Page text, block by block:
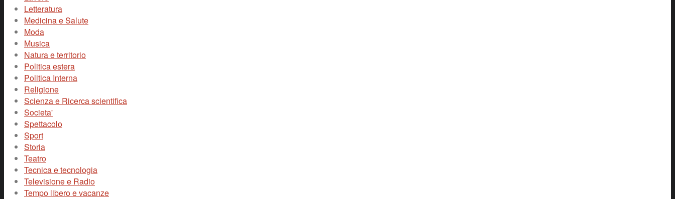
Letteratura
Medicina e Salute
Moda
Musica
Natura e territorio
Politica estera
Politica Interna
Religione
Scienza e Ricerca scientifica
Societa'
Spettacolo
Sport
Storia
Teatro
Tecnica e tecnologia
Televisione e Radio
Tempo libero e vacanze